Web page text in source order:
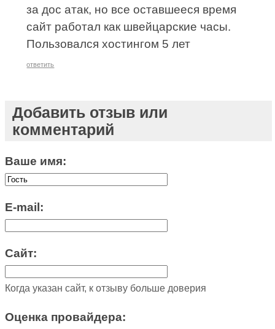
за дос атак, но все оставшееся время
сайт работал как швейцарские часы.
Пользовался хостингом 5 лет
ответить
Добавить отзыв или
комментарий
Ваше имя:
E-mail:
Сайт:
Когда указан сайт, к отзыву больше доверия
Оценка провайдера: